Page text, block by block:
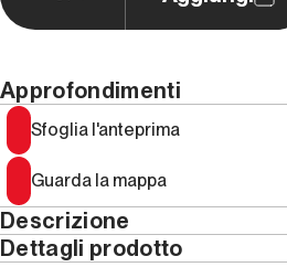
Approfondimenti
Sfoglia l'anteprima
Guarda la mappa
Descrizione
Dettagli prodotto